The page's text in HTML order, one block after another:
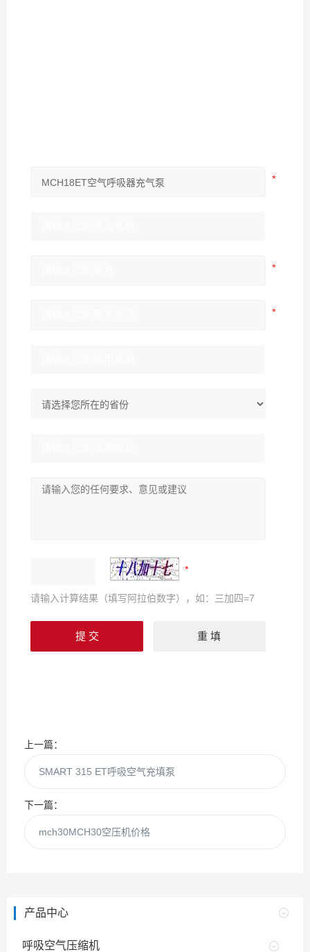
请输入计算结果（填写阿拉伯数字），如：三加四=7
上一篇：
SMART 315 ET呼吸空气充填泵
下一篇：
mch30MCH30空压机价格
产品中心
呼吸空气压缩机